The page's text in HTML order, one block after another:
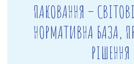
ПАКОВАННЯ –
НОРМАТИВНА БАЗА,
РІШЕННЯ